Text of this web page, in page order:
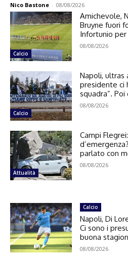
Nico Bastone - 08/08/2026
Calcio
Amichevole,
Bruyne fuori
Infortunio per
08/08/2026
Calcio
Napoli, ultras
presidente ci
squadra”.
08/08/2026
Attualità
Campi
parlato con
08/08/2026
Calcio
Napoli, Di
Ci sono i
buona
08/08/2026